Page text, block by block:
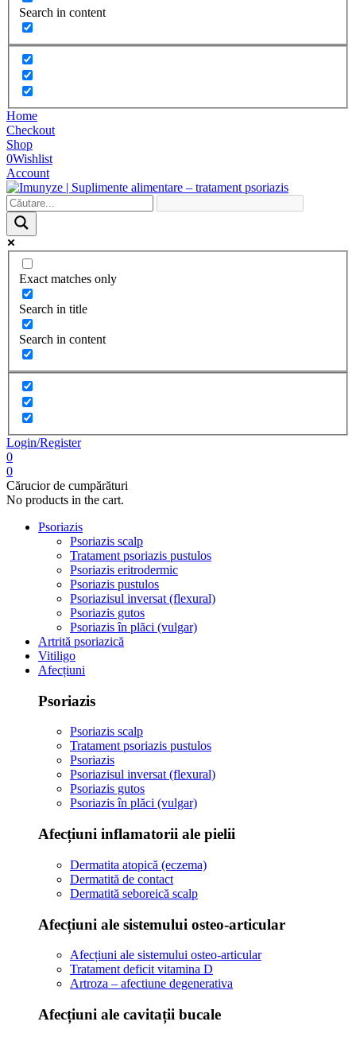
Search in content
Home
Checkout
Shop
0Wishlist
Account
Exact matches only
Search in title
Search in content
Login/Register
0
0
Cărucior de cumpărături
No products in the cart.
Psoriazis
Psoriazis scalp
Tratament psoriazis pustulos
Psoriazis eritrodermic
Psoriazis pustulos
Psoriazisul inversat (flexural)
Psoriazis gutos
Psoriazis în plăci (vulgar)
Artrită psoriazică
Vitiligo
Afecțiuni
Psoriazis
Psoriazis scalp
Tratament psoriazis pustulos
Psoriazis
Psoriazisul inversat (flexural)
Psoriazis gutos
Psoriazis în plăci (vulgar)
Afecțiuni inflamatorii ale pielii
Dermatita atopică (eczema)
Dermatită de contact
Dermatită seboreică scalp
Afecțiuni ale sistemului osteo-articular
Afecțiuni ale sistemului osteo-articular
Tratament deficit vitamina D
Artroza – afectiune degenerativa
Afecțiuni ale cavitații bucale